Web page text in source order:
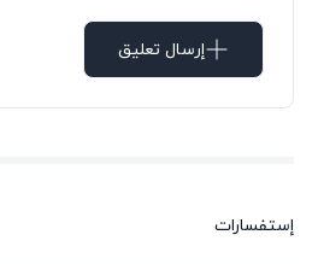
إرسال تعليق
إستفسارات